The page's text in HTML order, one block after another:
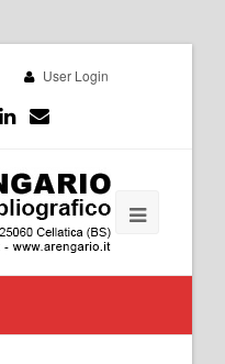
User Login